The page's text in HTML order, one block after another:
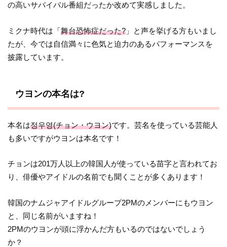
の高いサバイバル番組だったか改めて実感しました。
ミクナ時代は「舞台恐怖症だった? 」と声を挙げる方もいまし
たが、今では自信満々に色気と迫力のあるパフォーマンスを
披露しています。
ウヨンの本名は?
本名は정우영(チョン・ウヨン)です。芸名を使っている芸能人
も多いですがウヨンは本名です！
チョンは201万人以上の韓国人が使っている苗字と言われてお
り、俳優やアイドルの名前でも聞くことが多くあります！
韓国のナムジャアイドルグループ2PMのメンバーにもウヨン
と、同じ名前がいますね！
2PMのウヨンが頭に浮かんだ方もいるのではないでしょう
か？